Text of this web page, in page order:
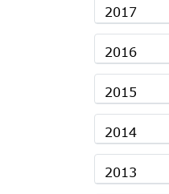
2017
2016
2015
2014
2013